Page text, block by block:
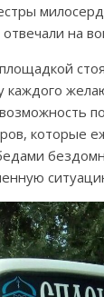
на
каждого
которые